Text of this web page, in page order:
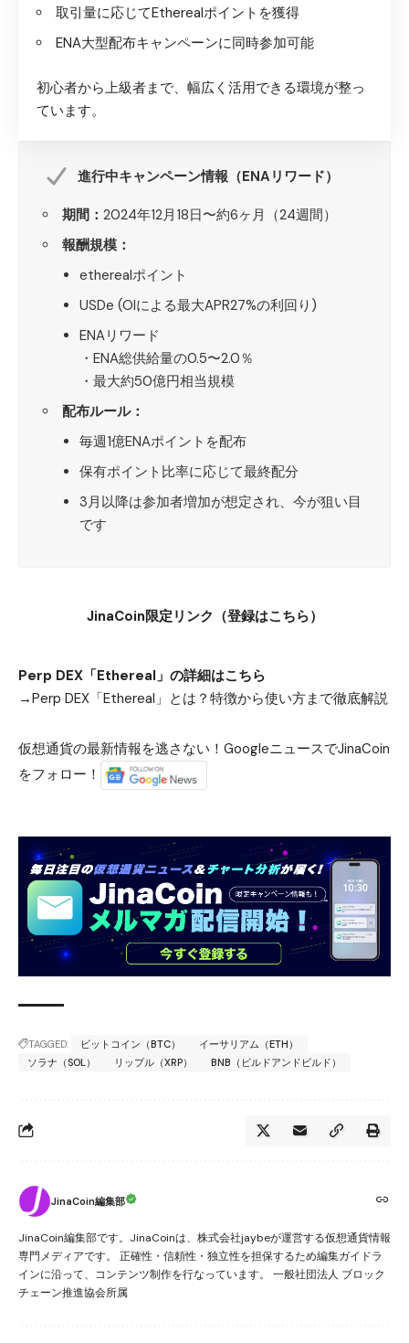
取引量に応じてEtherealポイントを獲得
ENA大型配布キャンペーンに同時参加可能
初心者から上級者まで、幅広く活用できる環境が整っ
ています。
進行中キャンペーン情報（ENAリワード）
期間： 2024年12月18日〜約6ヶ月（24週間）
報酬規模：
etherealポイント
USDe (OIによる最大APR27%の利回り)
ENAリワード
・ENA総供給量の0.5〜2.0％
・最大約50億円相当規模
配布ルール：
毎週1億ENAポイントを配布
保有ポイント比率に応じて最終配分
3月以降は参加者増加が想定され、今が狙い目
です
JinaCoin限定リンク（登録はこちら）
Perp DEX「Ethereal」の詳細はこちら
→Perp DEX「Ethereal」とは？特徴から使い方まで徹底解説
仮想通貨の最新情報を逃さない！GoogleニュースでJinaCoin
をフォロー！
TAGGED: ビットコイン（BTC）
イーサリアム（ETH）
ソラナ（SOL）
リップル（XRP） BNB（ビルドアンドビルド）
JinaCoin編集部
JinaCoin編集部です。JinaCoinは、株式会社jaybeが運営する仮想通貨情報
専門メディアです。 正確性・信頼性・独立性を担保するため編集ガイドラ
インに沿って、コンテンツ制作を行なっています。 一般社団法人 ブロック
チェーン推進協会所属